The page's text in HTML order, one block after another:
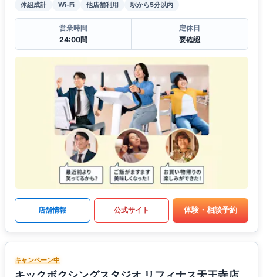
体組成計 Wi-Fi 他店舗利用 駅から5分以内
営業時間
24:00間
定休日
要確認
店舗情報 公式サイト 体験・相談予約
キャンペーン中